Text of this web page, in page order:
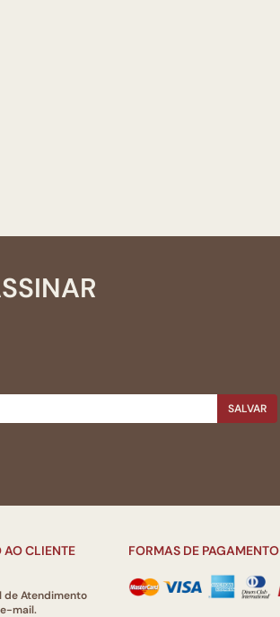
SALVAR
AO CLIENTE
de Atendimento
mail.
FORMAS DE PAGAMENTO